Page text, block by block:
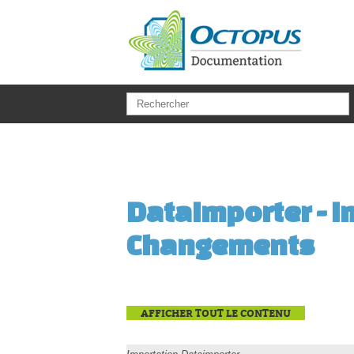
DataImporter -
Changements
AFFICHER TOUT LE CONTENU